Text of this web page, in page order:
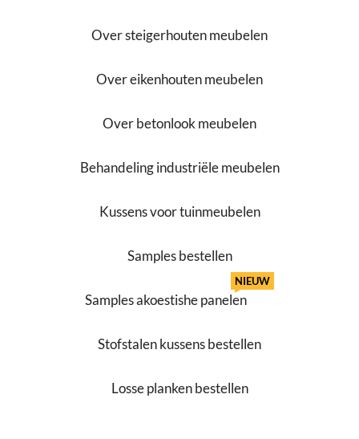
Over steigerhouten meubelen
Over eikenhouten meubelen
Over betonlook meubelen
Behandeling industriële meubelen
Kussens voor tuinmeubelen
Samples bestellen
Samples akoestishe panelen
NIEUW
Stofstalen kussens bestellen
Losse planken bestellen